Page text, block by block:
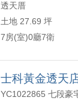
透天厝
土地 27.69 坪
7房(室)0廳7衛
士科黃金透天